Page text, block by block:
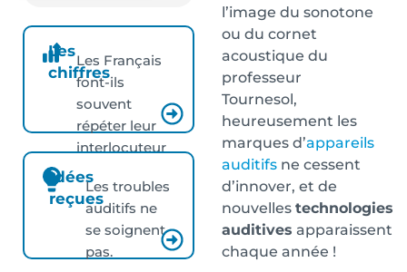
Les
chiffres
Les Français
font-ils
souvent
répéter leur
interlocuteur
?
Idées
reçues
Les troubles
auditifs ne
se soignent
pas.
l’image du sonotone
ou du cornet
acoustique du
professeur
Tournesol,
heureusement les
marques d’appareils
auditifs ne cessent
d’innover, et de
nouvelles technologies
auditives apparaissent
chaque année !